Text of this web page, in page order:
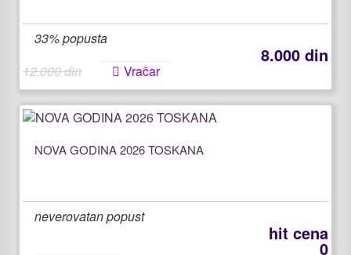
33% popusta
8.000 din
12.000 din Vračar
NOVA GODINA 2026 TOSKANA
neverovatan popust
hit cena
0